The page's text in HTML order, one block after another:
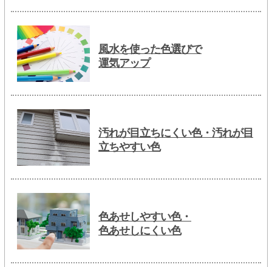
風水を使った色選びで
運気アップ
汚れが目立ちにくい色・汚れが目
立ちやすい色
色あせしやすい色・
色あせしにくい色